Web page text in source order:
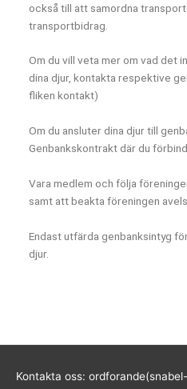
också till att samordna
transportbidrag.
Om du vill veta mer om vad det
dina djur, kontakta respektive
fliken kontakt)
Om du ansluter dina djur till
Genbankskontrakt där du
Vara medlem och följa
samt att beakta föreningen
Endast utfärda genbanksintyg
djur.
Kontakta oss: